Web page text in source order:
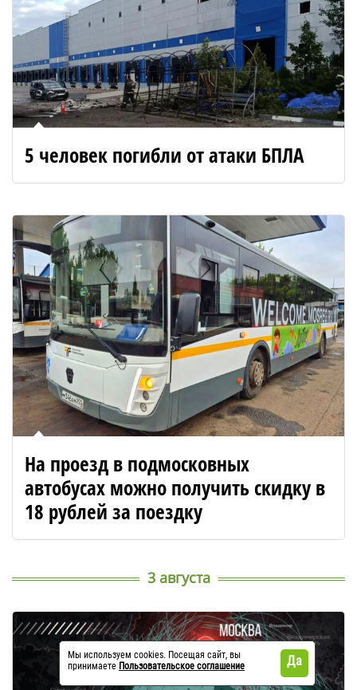
5 человек погибли от атаки БПЛА
На проезд в подмосковных
автобусах можно получить скидку в
18 рублей за поездку
3 августа
Мы используем cookies. Посещая сайт, вы
принимаете Пользовательское соглашение Да